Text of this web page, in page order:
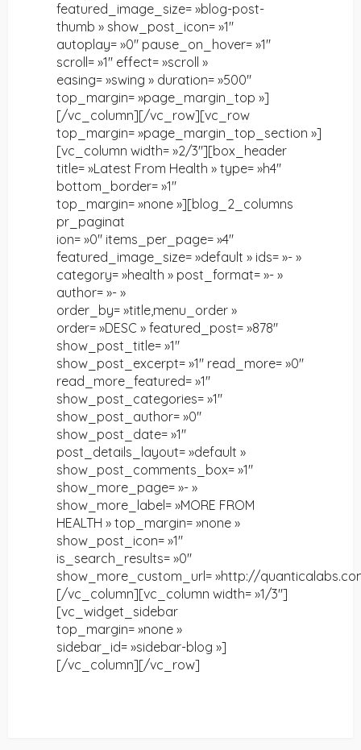
featured_image_size= »blog-post-
thumb » show_post_icon= »1″
autoplay= »0″ pause_on_hover= »1″
scroll= »1″ effect= »scroll »
easing= »swing » duration= »500″
top_margin= »page_margin_top »]
[/vc_column][/vc_row][vc_row
top_margin= »page_margin_top_section »]
[vc_column width= »2/3″][box_header
title= »Latest From Health » type= »h4″
bottom_border= »1″
top_margin= »none »][blog_2_columns
pr_paginat
ion= »0″ items_per_page= »4″
featured_image_size= »default » ids= »- »
category= »health » post_format= »- »
author= »- »
order_by= »title,menu_order »
order= »DESC » featured_post= »878″
show_post_title= »1″
show_post_excerpt= »1″ read_more= »0″
read_more_featured= »1″
show_post_categories= »1″
show_post_author= »0″
show_post_date= »1″
post_details_layout= »default »
show_post_comments_box= »1″
show_more_page= »- »
show_more_label= »MORE FROM
HEALTH » top_margin= »none »
show_post_icon= »1″
is_search_results= »0″
show_more_custom_url= »http://
[/vc_column][vc_column width= »1/3″]
[vc_widget_sidebar
top_margin= »none »
sidebar_id= »sidebar-blog »]
[/vc_column][/vc_row]